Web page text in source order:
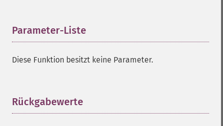
Parameter-Liste
Diese Funktion besitzt keine Parameter.
Rückgabewerte